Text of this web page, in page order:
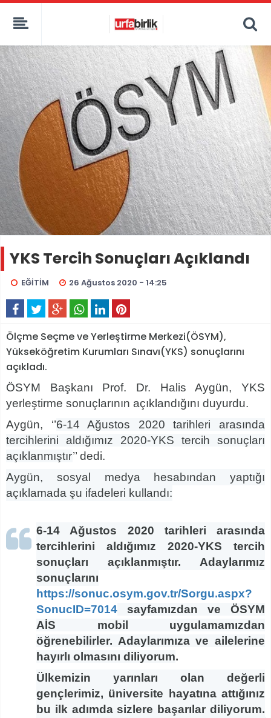
YKS Tercih Sonuçları Açıklandı
EĞİTİM 26 Ağustos 2020 - 14:25
Ölçme Seçme ve Yerleştirme Merkezi(ÖSYM),
Yükseköğretim Kurumları Sınavı(YKS) sonuçlarını
açıkladı.
ÖSYM Başkanı Prof. Dr. Halis Aygün, YKS
yerleştirme sonuçlarının açıklandığını duyurdu.
Aygün, ‘’6-14 Ağustos 2020 tarihleri arasında
tercihlerini aldığımız 2020-YKS tercih sonuçları
açıklanmıştır’’ dedi.
Aygün, sosyal medya hesabından yaptığı
açıklamada şu ifadeleri kullandı:
6-14 Ağustos 2020 tarihleri arasında
tercihlerini aldığımız 2020-YKS tercih
sonuçları açıklanmıştır. Adaylarımız
sonuçlarını
https://sonuc.osym.gov.tr/Sorgu.aspx?
SonucID=7014 sayfamızdan ve ÖSYM
AİS mobil uygulamamızdan
öğrenebilirler. Adaylarımıza ve ailelerine
hayırlı olmasını diliyorum.
Ülkemizin yarınları olan değerli
gençlerimiz, üniversite hayatına attığınız
bu ilk adımda sizlere başarılar diliyorum.